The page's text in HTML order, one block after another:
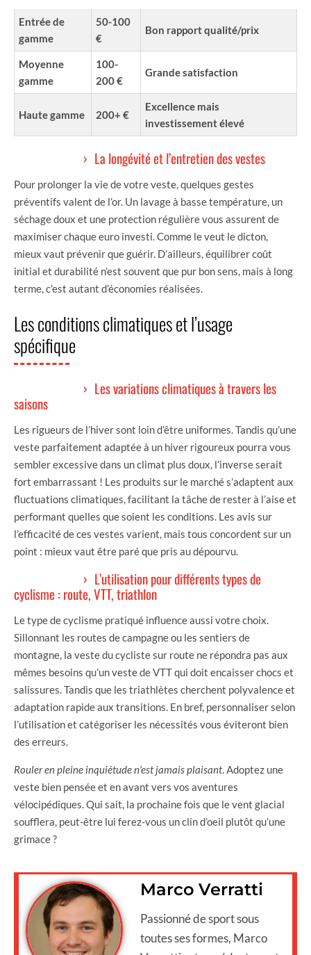
Entrée de
gamme
50-100
€
Bon rapport qualité/prix
Moyenne
gamme
100-
200 €
Grande satisfaction
Haute gamme 200+ €
Excellence mais
investissement élevé
La longévité et l’entretien des vestes
Pour prolonger la vie de votre veste, quelques gestes
préventifs valent de l’or. Un lavage à basse température, un
séchage doux et une protection régulière vous assurent de
maximiser chaque euro investi. Comme le veut le dicton,
mieux vaut prévenir que guérir. D’ailleurs, équilibrer coût
initial et durabilité n’est souvent que pur bon sens, mais à long
terme, c’est autant d’économies réalisées.
Les conditions climatiques et l’usage
spécifique
Les variations climatiques à travers les
saisons
Les rigueurs de l’hiver sont loin d’être uniformes. Tandis qu’une
veste parfaitement adaptée à un hiver rigoureux pourra vous
sembler excessive dans un climat plus doux, l’inverse serait
fort embarrassant ! Les produits sur le marché s’adaptent aux
fluctuations climatiques, facilitant la tâche de rester à l’aise et
performant quelles que soient les conditions. Les avis sur
l’efficacité de ces vestes varient, mais tous concordent sur un
point : mieux vaut être paré que pris au dépourvu.
L’utilisation pour différents types de
cyclisme : route, VTT, triathlon
Le type de cyclisme pratiqué influence aussi votre choix.
Sillonnant les routes de campagne ou les sentiers de
montagne, la veste du cycliste sur route ne répondra pas aux
mêmes besoins qu’un veste de VTT qui doit encaisser chocs et
salissures. Tandis que les triathlètes cherchent polyvalence et
adaptation rapide aux transitions. En bref, personnaliser selon
l’utilisation et catégoriser les nécessités vous éviteront bien
des erreurs.
Rouler en pleine inquiétude n’est jamais plaisant. Adoptez une
veste bien pensée et en avant vers vos aventures
vélocipédiques. Qui sait, la prochaine fois que le vent glacial
soufflera, peut-être lui ferez-vous un clin d’oeil plutôt qu’une
grimace ?
Marco Verratti
Passionné de sport sous
toutes ses formes, Marco